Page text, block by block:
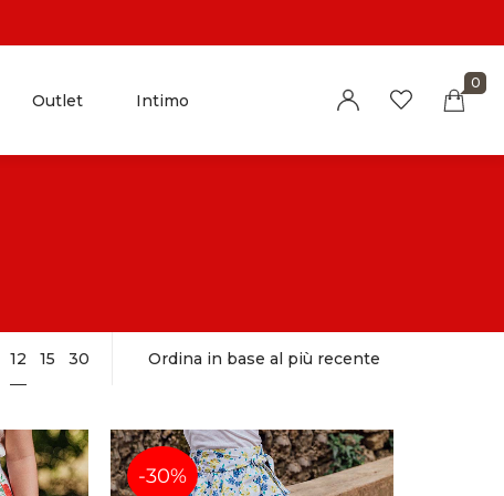
unlimited subscription service, Envato helps
Outlet Intimo
0
12 15 30
-30%